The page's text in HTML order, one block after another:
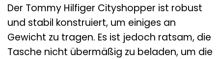
Der Tommy Hilfiger Cityshopper ist robust
und stabil konstruiert, um einiges an
Gewicht zu tragen. Es ist jedoch ratsam, die
Tasche nicht übermäßig zu beladen, um die